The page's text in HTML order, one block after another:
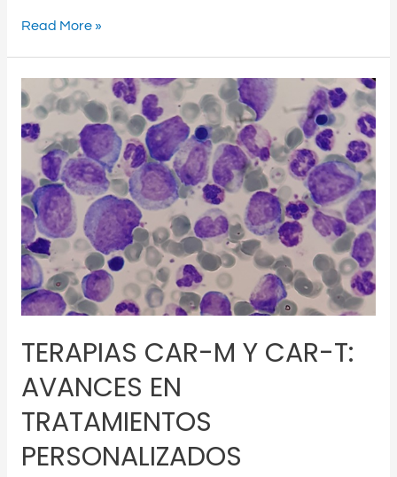
Read More »
TERAPIAS CAR-M Y CAR-T:
AVANCES EN
TRATAMIENTOS
PERSONALIZADOS
TERAPIAS
CAR-
M
CAR-
T:
AVANCES
EN
TRATAMIENTOS
PERSONALIZADOS